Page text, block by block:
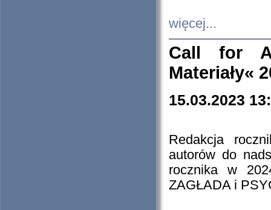
więcej...
Call for
Materiały«
15.03.2023
Redakcja
autorów do
rocznika w
ZAGŁADA i